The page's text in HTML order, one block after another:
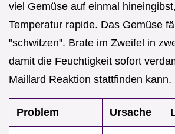
viel Gemüse auf einmal
Temperatur rapide. Das Gemüse
"schwitzen". Brate im Zweifel in
damit die Feuchtigkeit sofort
Maillard Reaktion stattfinden kann.
Problem Ursache